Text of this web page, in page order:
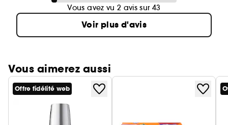
Vous avez vu 2 avis sur 43
Voir plus d'avis
Vous aimerez aussi
Offre fidélité web